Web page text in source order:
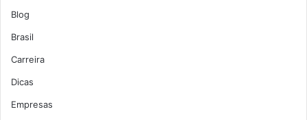
Blog
Brasil
Carreira
Dicas
Empresas